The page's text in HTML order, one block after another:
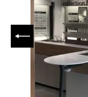
PRÉCÉDENT